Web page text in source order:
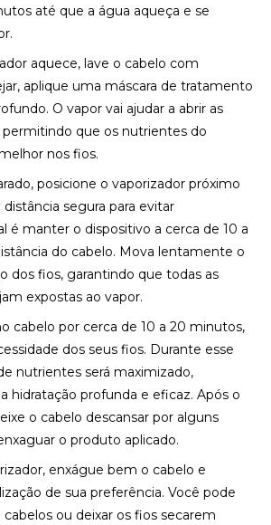
até que a água aqueça e se
aquece, lave o cabelo com
aplique uma máscara de tratamento
O vapor vai ajudar a abrir as
permitindo que os nutrientes do
nos fios.
posicione o vaporizador próximo
segura para evitar
é manter o dispositivo a cerca de 10 a
do cabelo. Mova lentamente o
dos fios, garantindo que todas as
expostas ao vapor.
cabelo por cerca de 10 a 20 minutos,
dos seus fios. Durante esse
nutrientes será maximizado,
hidratação profunda e eficaz. Após o
o cabelo descansar por alguns
o produto aplicado.
enxágue bem o cabelo e
de sua preferência. Você pode
ou deixar os fios secarem